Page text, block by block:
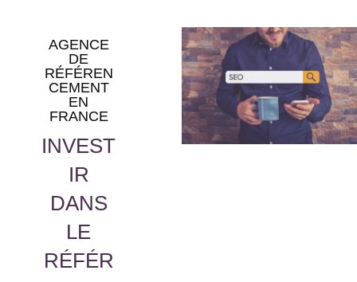
AGENCE
DE
RÉFÉREN
CEMENT
EN
FRANCE
INVEST
IR
DANS
LE
RÉFÉR